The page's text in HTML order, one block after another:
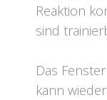
Reaktion
sind
Das
kann